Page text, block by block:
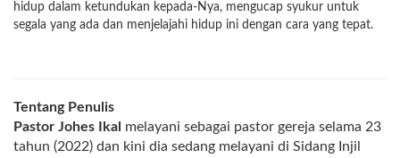
hidup dalam ketundukan kepada-Nya, mengucap syukur untuk
segala yang ada dan menjelajahi hidup ini dengan cara yang tepat.
Tentang Penulis
Pastor Johes Ikal melayani sebagai pastor gereja selama 23
tahun (2022) dan kini dia sedang melayani di Sidang Injil